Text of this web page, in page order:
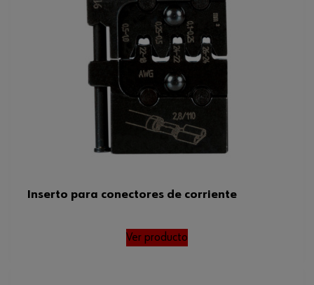
Inserto para conectores de corriente
Ver producto